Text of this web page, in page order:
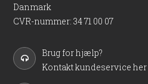
Danmark
CVR-nummer: 34 71 00 07
Brug for hjælp?
Kontakt kundeservice her